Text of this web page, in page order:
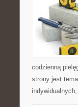
codzienną
strony jest